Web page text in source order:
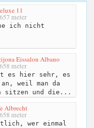
11
657 meter
ich nicht
Eissalon Albano
meter
es hier sehr, es
weil man da
sitzen und die...
Albrecht
658 meter
wer einmal